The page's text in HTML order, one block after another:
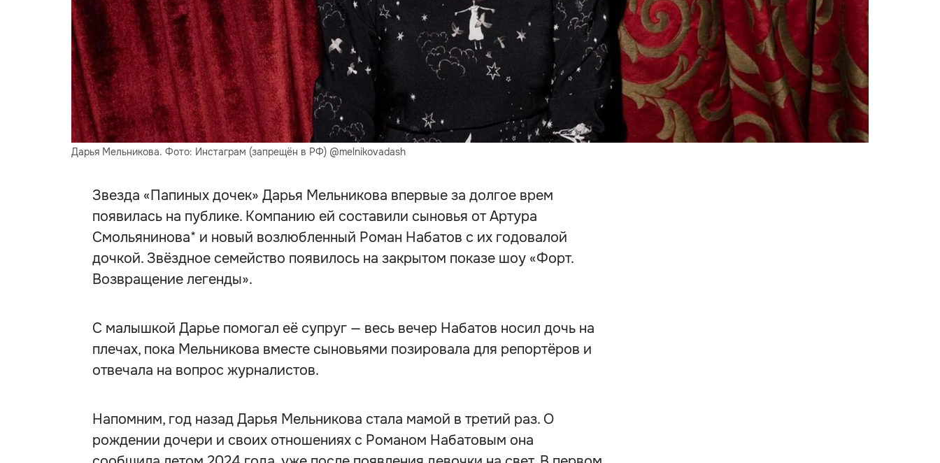
Дарья Мельникова. Фото: Инстаграм (запрещён в РФ) @melnikovadash
Звезда «Папиных дочек» Дарья Мельникова впервые за долгое врем
появилась на публике. Компанию ей составили сыновья от Артура
Смольянинова* и новый возлюбленный Роман Набатов с их годовалой
дочкой. Звёздное семейство появилось на закрытом показе шоу «Форт.
Возвращение легенды».
С малышкой Дарье помогал её супруг — весь вечер Набатов носил дочь на
плечах, пока Мельникова вместе сыновьями позировала для репортёров и
отвечала на вопрос журналистов.
Напомним, год назад Дарья Мельникова стала мамой в третий раз. О
рождении дочери и своих отношениях с Романом Набатовым она